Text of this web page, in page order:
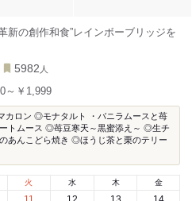
新の創作和食”レインボーブリッジを
5982 人
～￥1,999
カロン ◎モナタルト ・バニラムースと苺
トムース ◎苺豆寒天～黒蜜添え～ ◎生チ
あんこどら焼き ◎ほうじ茶と栗のテリー
火 水 木 金